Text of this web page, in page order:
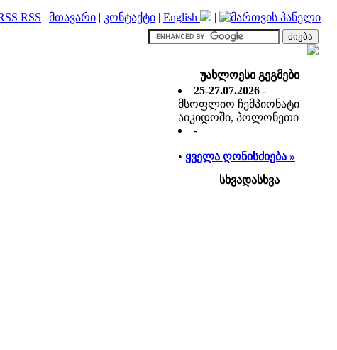
RSS | მთავარი | კონტაქტი | English
|
უახლოესი გეგმები
25-27.07.2026 -
მსოფლიო ჩემპიონატი
აიკიდოში, პოლონეთი
-
• ყველა ღონისძიება »
სხვადასხვა